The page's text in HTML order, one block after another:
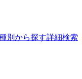
別から探す詳細検索